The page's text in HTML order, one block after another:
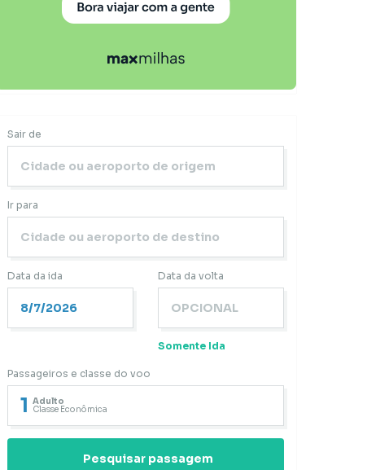
Sair de
Ir para
Data da ida Data da volta
Somente Ida
Passageiros e classe do voo
1 Adulto
Classe Econômica
Pesquisar passagem